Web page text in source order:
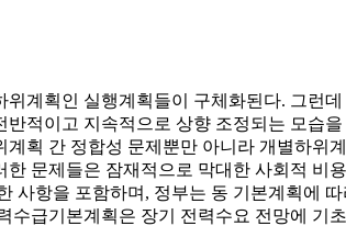
계획인 실행계획들이 구체화된다. 그런
적이고 지속적으로 상향 조정되는 모습
획 간 정합성 문제뿐만 아니라 개별하위
문제들은 잠재적으로 막대한 사회적 비
항을 포함하며, 정부는 동 기본계획에
수급기본계획은 장기 전력수요 전망에 기